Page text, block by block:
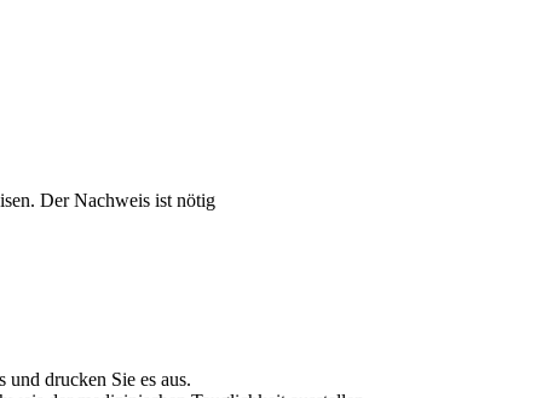
Der Nachweis ist nötig
drucken Sie es aus.